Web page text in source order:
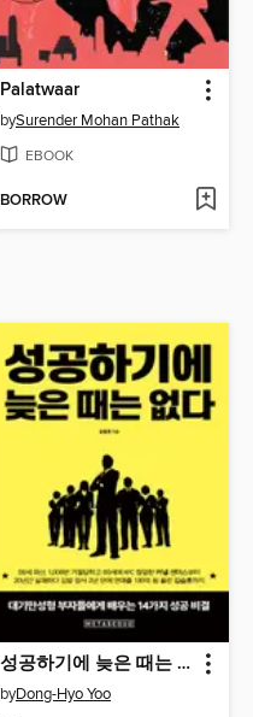
Palatwaar
bySurender Mohan Pathak
EBOOK
BORROW
성공하기에 늦은 때는 없다 (It's Never Too Late for Success)
byDong-Hyo Yoo